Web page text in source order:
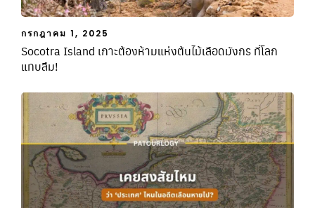
กรกฎาคม 1, 2025
Socotra Island เกาะต้องห้ามแห่งต้นไม้เลือดมังกร ที่โลก
แทบลืม!